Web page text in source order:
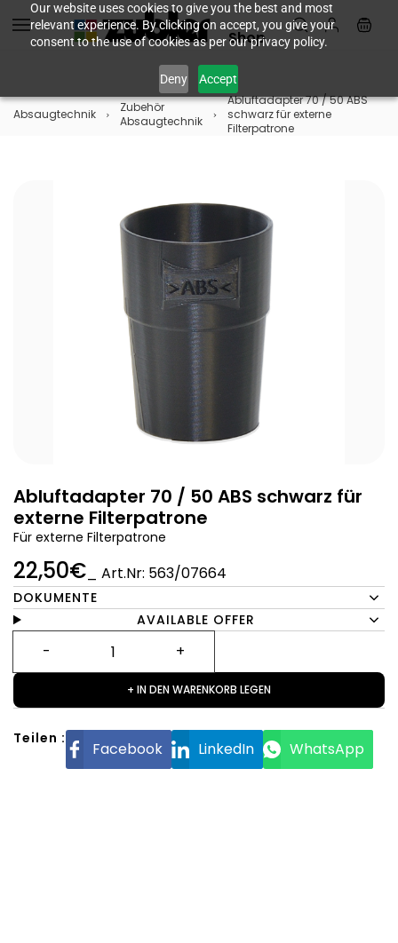
Our website uses cookies to give you the best and most
relevant experience. By clicking on accept, you give your
consent to the use of cookies as per our privacy policy.
Deny Accept
Skip to
main
content
Shop
Absaugtechnik
Zubehör
Absaugtechnik
Abluftadapter 70 / 50 ABS
schwarz für externe
Filterpatrone
Abluftadapter 70 / 50 ABS schwarz für
externe Filterpatrone
Für externe Filterpatrone
22,50€ _ Art.Nr: 563/07664
DOKUMENTE
AVAILABLE OFFER
+ IN DEN WARENKORB LEGEN
Teilen :
Facebook LinkedIn WhatsApp